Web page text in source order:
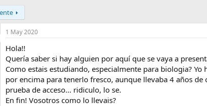
t
1 May 2020
Hola!!
Quería saber si hay alguien por aquí que se vaya a
Como estais estudiando, especialmente para biologia?
por encima para tenerlo fresco, aunque llevaba 4 años de
prueba de acceso... ridiculo, lo se.
En fin! Vosotros como lo llevais?